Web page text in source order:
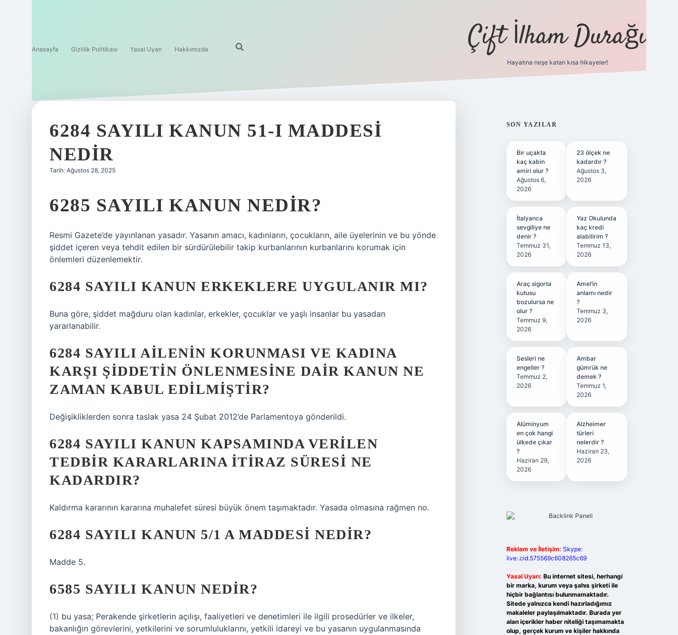
Anasayfa Gizlilik Politikası Yasal Uyarı Hakkımızda Çift İlham Durağı
Hayatına neşe katan kısa hikayeler!
6284 SAYILI KANUN 51-I MADDESI
NEDIR
Tarih: Ağustos 28, 2025
6285 SAYILI KANUN NEDIR?
Resmi Gazete’de yayınlanan yasadır. Yasanın amacı, kadınların, çocukların, aile üyelerinin ve bu yönde
şiddet içeren veya tehdit edilen bir sürdürülebilir takip kurbanlarının kurbanlarını korumak için
önlemleri düzenlemektir.
6284 SAYILI KANUN ERKEKLERE UYGULANIR MI?
Buna göre, şiddet mağduru olan kadınlar, erkekler, çocuklar ve yaşlı insanlar bu yasadan
yararlanabilir.
6284 SAYILI AILENIN KORUNMASI VE KADINA
KARŞI ŞIDDETIN ÖNLENMESINE DAIR KANUN NE
ZAMAN KABUL EDILMIŞTIR?
Değişikliklerden sonra taslak yasa 24 Şubat 2012’de Parlamentoya gönderildi.
6284 SAYILI KANUN KAPSAMINDA VERILEN
TEDBIR KARARLARINA ITIRAZ SÜRESI NE
KADARDIR?
Kaldırma kararının kararına muhalefet süresi büyük önem taşımaktadır. Yasada olmasına rağmen no.
6284 SAYILI KANUN 5/1 A MADDESI NEDIR?
Madde 5.
6585 SAYILI KANUN NEDIR?
(1) bu yasa; Perakende şirketlerin açılışı, faaliyetleri ve denetimleri ile ilgili prosedürler ve ilkeler,
bakanlığın görevlerini, yetkilerini ve sorumluluklarını, yetkili idareyi ve bu yasanın uygulanmasında
SIDEBAR
SON YAZILAR
Bir uçakta
kaç kabin
amiri olur ?
Ağustos 6,
2026
23 ölçek ne
kadardır ?
Ağustos 3,
2026
İtalyanca
sevgiliye ne
denir ?
Temmuz 31,
2026
Yaz Okulunda
kaç kredi
alabilirim ?
Temmuz 13,
2026
Araç sigorta
kutusu
bozulursa ne
olur ?
Temmuz 9,
2026
Amel’in
anlamı nedir
?
Temmuz 3,
2026
Sesleri ne
engeller ?
Temmuz 2,
2026
Ambar
gümrük ne
demek ?
Temmuz 1,
2026
Alüminyum
en çok hangi
ülkede çıkar
?
Haziran 29,
2026
Alzheimer
türleri
nelerdir ?
Haziran 23,
2026
Reklam ve İletişim: Skype:
live:.cid.575569c608265c69
Yasal Uyarı: Bu internet sitesi, herhangi
bir marka, kurum veya şahıs şirketi ile
hiçbir bağlantısı bulunmamaktadır.
Sitede yalnızca kendi hazırladığımız
makaleler paylaşılmaktadır. Burada yer
alan içerikler haber niteliği taşımamakta
olup, gerçek kurum ve kişiler hakkında